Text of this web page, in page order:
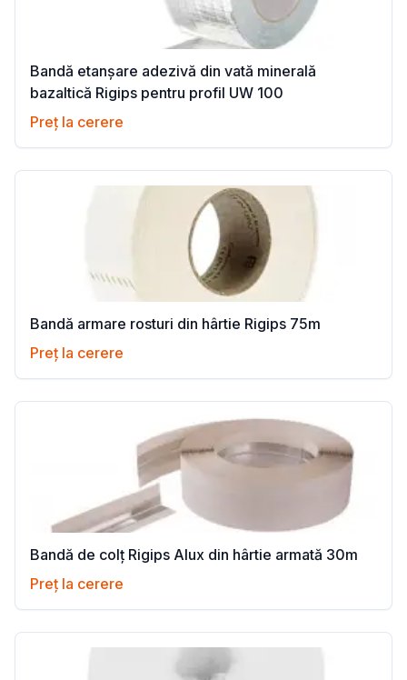
Bandă etanșare adezivă din vată minerală
bazaltică Rigips pentru profil UW 100
Preț la cerere
Bandă armare rosturi din hârtie Rigips 75m
Preț la cerere
Bandă de colț Rigips Alux din hârtie armată 30m
Preț la cerere